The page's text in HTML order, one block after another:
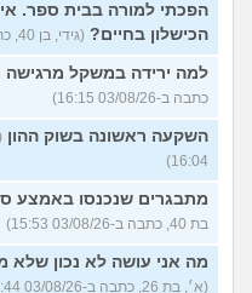
הפכתי למורה בבית ספר.
הכישלון בחיים? (גידי, בן 40, כתב ב-03/08/26 16:24)
למה ירידה במשקל מרגישה
כתבה ב-03/08/26 16:15)
השקעה ראשונה בשוק ההון
16:04)
מתבגרים שנכנסו באמצע
בת 40, כתבה ב-03/08/26 15:53)
מה אני עושה לא נכון שלא
(א׳, בת 26, כתבה ב-03/08/26 15:44)